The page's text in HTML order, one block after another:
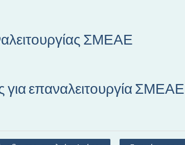
ΣΜΕΑΕ
επαναλειτουργία ΣΜΕΑΕ